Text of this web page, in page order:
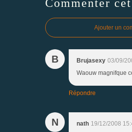
Commenter
Ajouter un
B Brujasexy 03/09/
Waouw magnifque
Répondre
N nath 19/12/2008